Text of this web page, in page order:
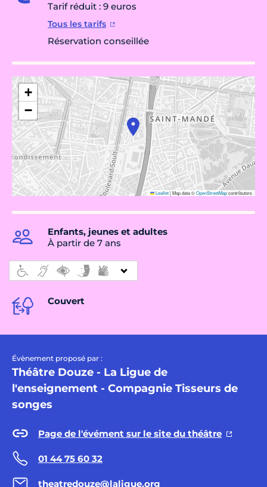
Tarif réduit : 9 euros
Tous les tarifs
Réservation conseillée
+
−
Leaflet|Map data ©OpenStreetMapcontributors
Enfants, jeunes et adultes
À partir de 7 ans
Couvert
Évènement proposé par :
Théâtre Douze - La Ligue de
l'enseignement - Compagnie Tisseurs de
songes
Page de l'évément sur le site du théâtre
01 44 75 60 32
theatredouze@laligue.org